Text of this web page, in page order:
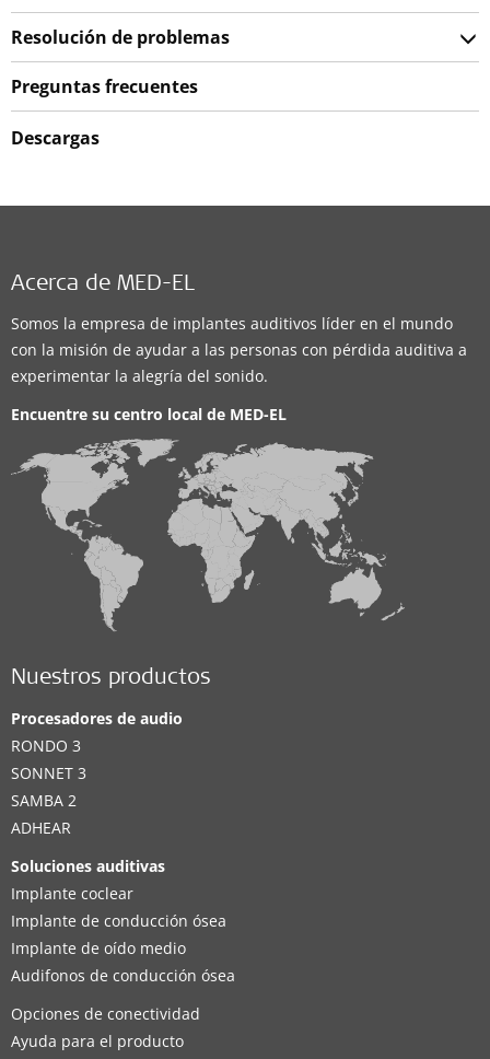
Resolución de problemas
Preguntas frecuentes
Descargas
Acerca de MED-EL
Somos la empresa de implantes auditivos líder en el mundo
con la misión de ayudar a las personas con pérdida auditiva a
experimentar la alegría del sonido.
Encuentre su centro local de MED-EL
Nuestros productos
Procesadores de audio
RONDO 3
SONNET 3
SAMBA 2
ADHEAR
Soluciones auditivas
Implante coclear
Implante de conducción ósea
Implante de oído medio
Audifonos de conducción ósea
Opciones de conectividad
Ayuda para el producto